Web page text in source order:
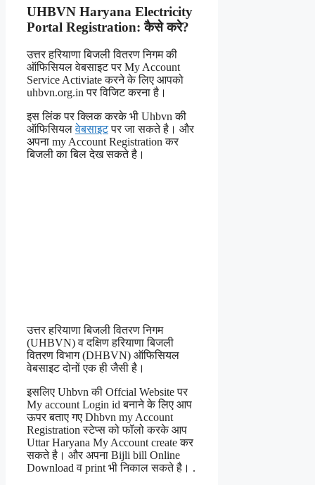
UHBVN Haryana Electricity
Portal Registration: कैसे करे?
उत्तर हरियाणा बिजली वितरण निगम की
ऑफिसियल वेबसाइट पर My Account
Service Activiate करने के लिए आपको
uhbvn.org.in पर विजिट करना है।
इस लिंक पर क्लिक करके भी Uhbvn की
ऑफिसियलवेबसाइटपर जा सकते है। और
अपना my Account Registration कर
बिजली का बिल देख सकते है।
उत्तर हरियाणा बिजली वितरण निगम
(UHBVN) व दक्षिण हरियाणा बिजली
वितरण विभाग (DHBVN) ऑफिसियल
वेबसाइट दोनों एक ही जैसी है।
इसलिए Uhbvn की Offcial Website पर
My account Login id बनाने के लिए आप
ऊपर बताए गए Dhbvn my Account
Registration स्टेप्स को फॉलो करके आप
Uttar Haryana My Account create कर
सकते है। और अपना Bijli bill Online
Download व print भी निकाल सकते है। .